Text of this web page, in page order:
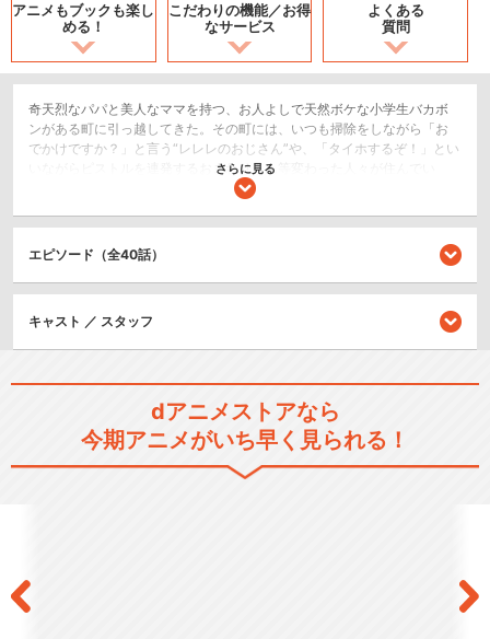
アニメもブックも楽し
める！
こだわりの機能／お得
なサービス
よくある
質問
奇天烈なパパと美人なママを持つ、お人よしで天然ボケな小学生バカボ
ンがある町に引っ越してきた。その町には、いつも掃除をしながら「お
でかけですか？」と言う“レレレのおじさん”や、「タイホするぞ！」とい
いながらピストルを連発するおまわりさん等変わった人々が住んでい
た。そこに天才児ハジメちゃんも誕生し、次々と珍騒動が巻き起こるの
年から放送されたアニメシリーズの第一弾。
コメディ/ギャグ
シリーズ／関連のアニメ作品
さらに見る
エピソード（全40話）
キャスト ／ スタッフ
dアニメストアなら
今期アニメがいち早く見られる！